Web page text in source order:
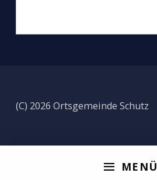
MENÜ
(C) 2026 Ortsgemeinde Schutz